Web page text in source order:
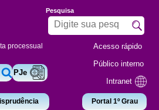
processual
PJe
Pesquisa
Acesso rápido
Público interno
Intranet
Portal 1º Grau